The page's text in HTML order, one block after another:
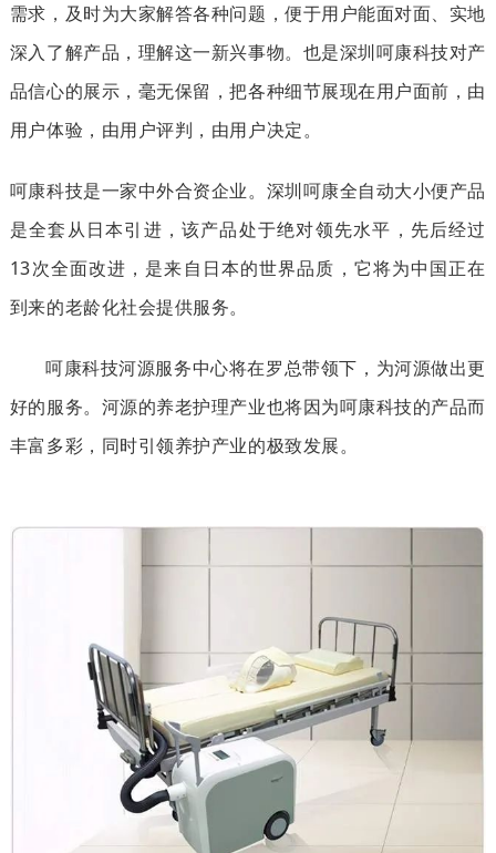
需求，及时为大家解答各种问题，便于用户能面对面、实地
深入了解产品，理解这一新兴事物。也是深圳呵康科技对产
品信心的展示，毫无保留，把各种细节展现在用户面前，由
用户体验，由用户评判，由用户决定。
呵康科技是一家中外合资企业。深圳呵康全自动大小便产品
是全套从日本引进，该产品处于绝对领先水平，先后经过
13次全面改进，是来自日本的世界品质，它将为中国正在
到来的老龄化社会提供服务。
呵康科技河源服务中心将在罗总带领下，为河源做出更
好的服务。河源的养老护理产业也将因为呵康科技的产品而
丰富多彩，同时引领养护产业的极致发展。